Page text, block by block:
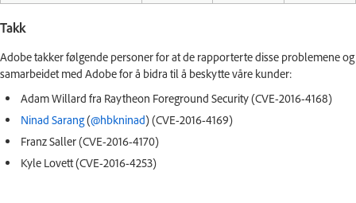
Takk
Adobe takker følgende personer for at de rapporterte disse problemene og
samarbeidet med Adobe for å bidra til å beskytte våre kunder:
Adam Willard fra Raytheon Foreground Security (CVE-2016-4168)
Ninad Sarang(@hbkninad) (CVE-2016-4169)
Franz Saller (CVE-2016-4170)
Kyle Lovett (CVE-2016-4253)